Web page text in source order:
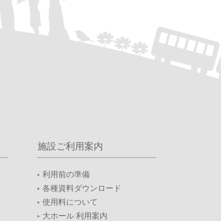
施設ご利用案内
利用前の準備
各種資料ダウンロード
使用料について
大ホール 利用案内